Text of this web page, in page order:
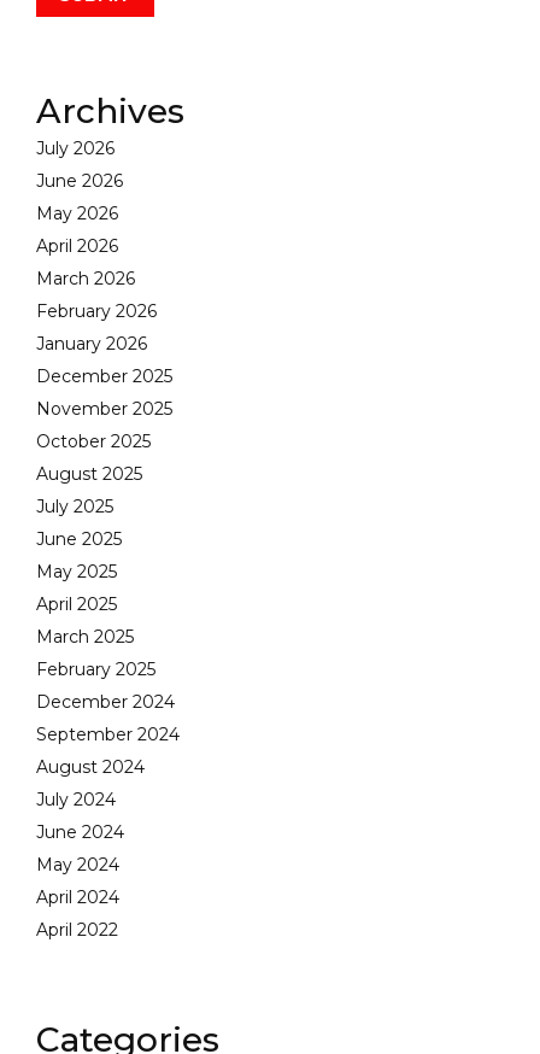
Archives
July 2026
June 2026
May 2026
April 2026
March 2026
February 2026
January 2026
December 2025
November 2025
October 2025
August 2025
July 2025
June 2025
May 2025
April 2025
March 2025
February 2025
December 2024
September 2024
August 2024
July 2024
June 2024
May 2024
April 2024
April 2022
Categories